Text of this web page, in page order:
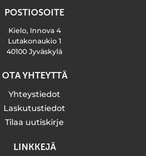
POSTIOSOITE
Kielo, Innova 4
Lutakonaukio 1
40100 Jyväskylä
OTA YHTEYTTÄ
Yhteystiedot
Laskutustiedot
Tilaa uutiskirje
LINKKEJÄ